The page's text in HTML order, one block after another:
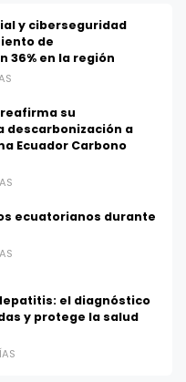
y ciberseguridad
de
36% en la región
su
descarbonización a
Ecuador Carbono
ecuatorianos durante
el diagnóstico
y protege la salud